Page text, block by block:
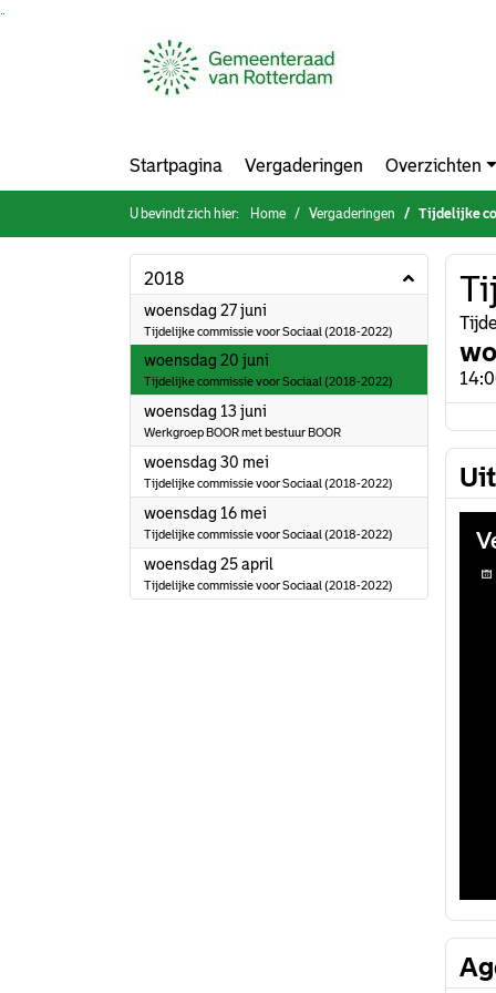
Startpagina Vergaderingen Overzichten
U bevindt zich hier: Home Vergaderingen Tijdelijke
2018
woensdag 27 juni
Tijdelijke commissie voor Sociaal (2018-2022)
woensdag 20 juni
Tijdelijke commissie voor Sociaal (2018-2022)
woensdag 13 juni
Werkgroep BOOR met bestuur BOOR
woensdag 30 mei
Tijdelijke commissie voor Sociaal (2018-2022)
woensdag 16 mei
Tijdelijke commissie voor Sociaal (2018-2022)
woensdag 25 april
Tijdelijke commissie voor Sociaal (2018-2022)